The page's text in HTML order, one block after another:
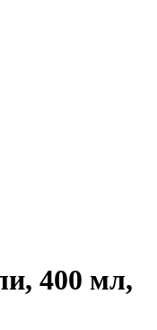
400 мл,